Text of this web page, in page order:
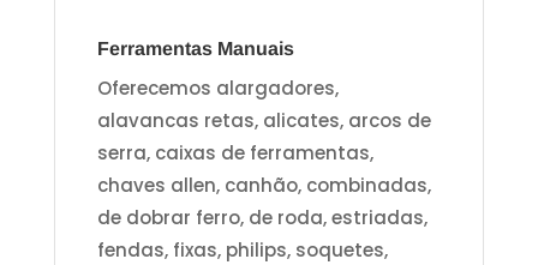
Ferramentas Manuais
Oferecemos alargadores,
alavancas retas, alicates, arcos de
serra, caixas de ferramentas,
chaves allen, canhão, combinadas,
de dobrar ferro, de roda, estriadas,
fendas, fixas, philips, soquetes,